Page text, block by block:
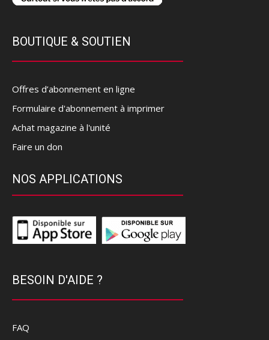
BOUTIQUE & SOUTIEN
Offres d’abonnement en ligne
Formulaire d'abonnement à imprimer
Achat magazine à l'unité
Faire un don
NOS APPLICATIONS
BESOIN D'AIDE ?
FAQ